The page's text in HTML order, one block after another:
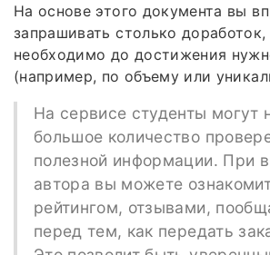
На основе этого документа вы
запрашивать столько доработок,
необходимо до достижения
(например, по объему или
На сервисе студенты могут
большое количество
полезной информации. При
автора вы можете
рейтингом, отзывами,
перед тем, как передать